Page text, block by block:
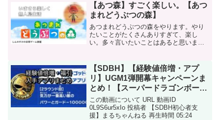
【あつ森】すごく楽しい。【あつ
まれどうぶつの森】
あつまれどうぶつの森をやります。やり
たいことがたくさんありすぎて、楽し
い。多々言いたいことはあると思います
_/_/_/_...
【SDBH】【経験値倍増・アプ
リ】UGM1弾開幕キャンペーンま
とめ！【スーパードラゴンボール
ヒーローズ】
この動画について URL 動画ID
0L9S6ur5xIo 投稿者 【SDBH初心者支
援】まるちゃんねる 再生時間 05:24